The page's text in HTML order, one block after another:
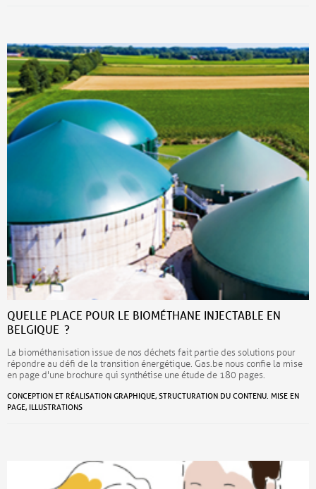
QUELLE PLACE POUR LE BIOMÉTHANE INJECTABLE EN
BELGIQUE ?
La biométhanisation issue de nos déchets fait partie des solutions pour
répondre au défi de la transition énergétique. Gas.be nous confie la mise
en page d'une brochure qui synthétise une étude de 180 pages.
CONCEPTION ET RÉALISATION GRAPHIQUE, STRUCTURATION DU CONTENU. MISE EN
PAGE, ILLUSTRATIONS